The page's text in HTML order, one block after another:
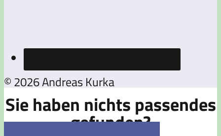
© 2026 Andreas Kurka
Sie haben nichts passendes
gefunden?